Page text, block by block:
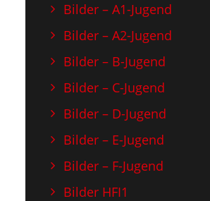
Bilder – A1-Jugend
Bilder – A2-Jugend
Bilder – B-Jugend
Bilder – C-Jugend
Bilder – D-Jugend
Bilder – E-Jugend
Bilder – F-Jugend
Bilder HFI1